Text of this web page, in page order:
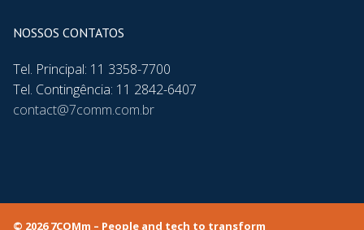
NOSSOS CONTATOS
Tel. Principal: 11 3358-7700
Tel. Contingência: 11 2842-6407
contact@7comm.com.br
© 2026 7COMm – People and tech to transform